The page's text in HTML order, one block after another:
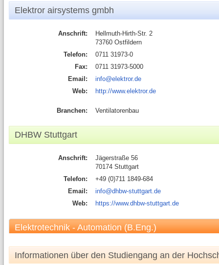
Elektror airsystems gmbh
Anschrift:
Hellmuth-Hirth-Str. 2
73760 Ostfildern
Telefon:
0711 31973-0
Fax:
0711 31973-5000
Email:
info@elektror.de
Web:
http://www.elektror.de
Branchen: Ventilatorenbau
DHBW Stuttgart
Anschrift:
Jägerstraße 56
70174 Stuttgart
Telefon:
+49 (0)711 1849-684
Email:
info@dhbw-stuttgart.de
Web:
https://www.dhbw-stuttgart.de
Elektrotechnik - Automation (B.Eng.)
Informationen über den Studiengang an der